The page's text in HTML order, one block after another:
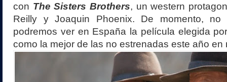
con The Sisters Brothers, un western
Reilly y Joaquin Phoenix. De momento, no
podremos ver en España la película elegida
como la mejor de las no estrenadas este año en